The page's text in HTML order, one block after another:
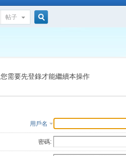
帖子
索
您需要先登錄才能繼續本操作
用戶名
密碼: